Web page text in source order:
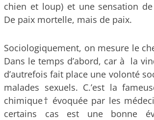
chien et loup) et une sensation de
De paix mortelle, mais de paix.
Sociologiquement, on mesure le
Dans le temps d’abord, car à la
d’autrefois fait place une volonté
malades sexuels. C.’est la
chimique† évoquée par les
certains cas est une bonne